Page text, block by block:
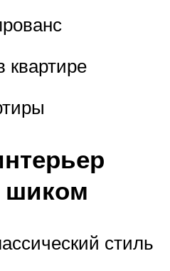
квартире
шиком
стиль